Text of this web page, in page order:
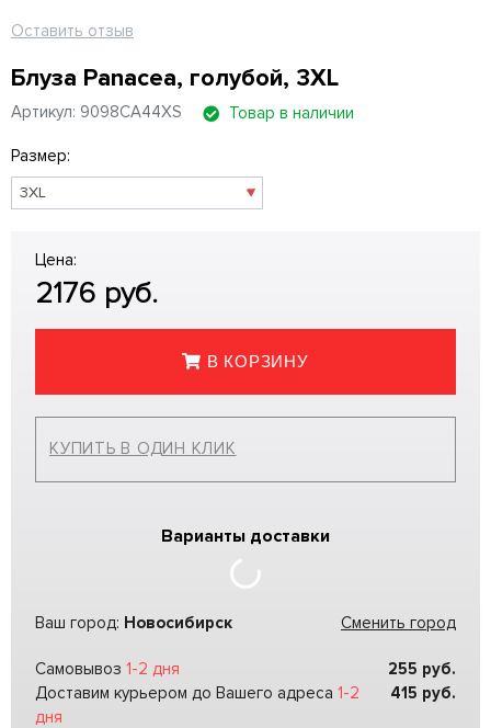
Оставить отзыв
Блуза Panacea, голубой, 3XL
Артикул: 9098CA44XS Товар в наличии
Размер:
Цена:
2176 руб.
В КОРЗИНУ
КУПИТЬ В ОДИН КЛИК
Варианты доставки
Ваш город: Новосибирск Сменить город
Самовывоз 1-2 дня 255 руб.
Доставим курьером до Вашего адреса 1-2
дня
415 руб.